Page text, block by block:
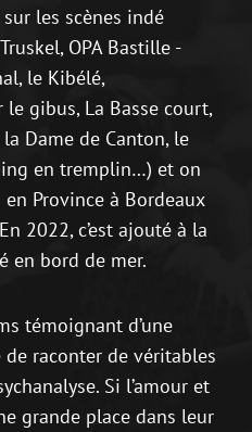
les scènes indé
OPA Bastille -
le Kibélé,
le gibus, La Basse court,
Dame de Canton, le
en tremplin…) et on
Province à Bordeaux
2022, c’est ajouté à la
en bord de mer.
témoignant d’une
raconter de véritables
Si l’amour et
grande place dans leur